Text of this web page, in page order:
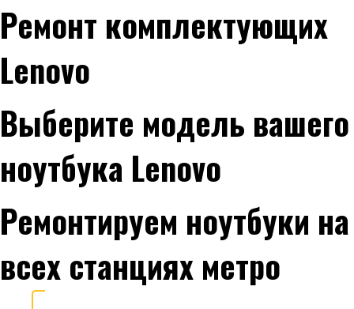
Ремонт комплектующих
Lenovo
Выберите модель вашего
ноутбука Lenovo
Ремонтируем ноутбуки на
всех станциях метро